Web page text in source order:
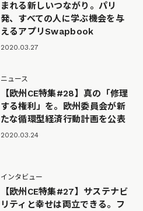
まれる新しいつながり。パリ
発、すべての人に学ぶ機会を与
えるアプリSwapbook
2020.03.27
ニュース
【欧州CE特集#28】真の「修理
する権利」を。欧州委員会が新
たな循環型経済行動計画を公表
2020.03.24
インタビュー
【欧州CE特集#27】サステナビ
リティと幸せは両立できる。フ